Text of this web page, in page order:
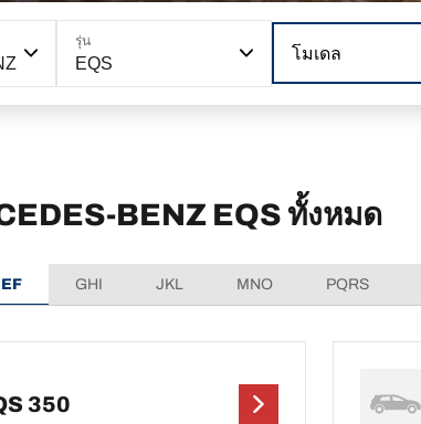
รุ่น
EQS
โมเดล
BENZ EQS ทั้งหมด
GHI JKL MNO PQRS
350